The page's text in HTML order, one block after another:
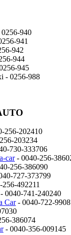
940
941
942
944
945
- 0256-988
256-202410
203234
730-333706
car- 0040-256-
256-386090
727-373799
256-492211
- 0040-741-240240
Car- 0040-722-
386074
- 0040-356-009145